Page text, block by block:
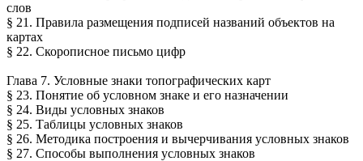
слов
§ 21. Правила размещения подписей названий объектов на
картах
§ 22. Скорописное письмо цифр
Глава 7. Условные знаки топографических карт
§ 23. Понятие об условном знаке и его назначении
§ 24. Виды условных знаков
§ 25. Таблицы условных знаков
§ 26. Методика построения и вычерчивания условных знаков
§ 27. Способы выполнения условных знаков